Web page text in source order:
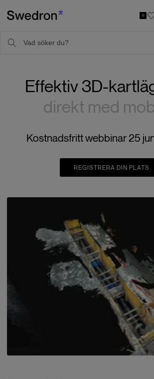
0
Effektiv 3D-
direkt med
Kostnadsfritt webbinar 25
REGISTRERA DIN PLATS